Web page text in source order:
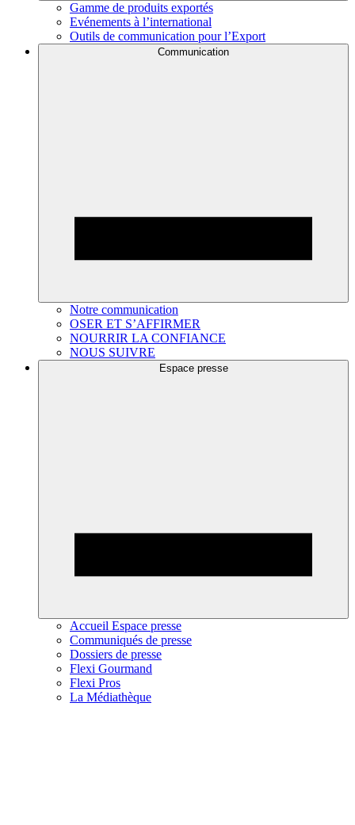
Gamme de produits exportés
Evénements à l’international
Outils de communication pour l’Export
Communication
Notre communication
OSER ET S’AFFIRMER
NOURRIR LA CONFIANCE
NOUS SUIVRE
Espace presse
Accueil Espace presse
Communiqués de presse
Dossiers de presse
Flexi Gourmand
Flexi Pros
La Médiathèque